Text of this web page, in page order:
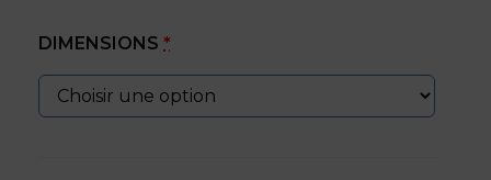
DIMENSIONS*